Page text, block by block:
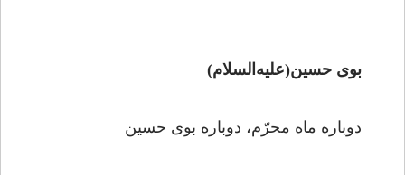
بوی حسین(علیه‌السلام)
دوباره ماه محرّم، دوباره بوی حسین